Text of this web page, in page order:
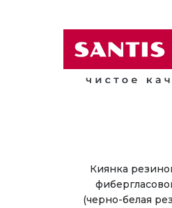
Киянка
(черно-белая